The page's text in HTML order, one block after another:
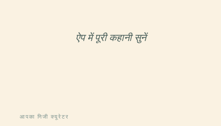
ऐप में पूरी कहानी सुनें
आपका निजी क्यूरेटर